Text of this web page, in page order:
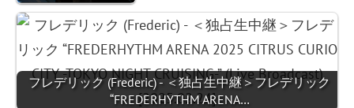
フレデリック (Frederic) - ＜独占生中継＞フレデリック
“FREDERHYTHM ARENA…